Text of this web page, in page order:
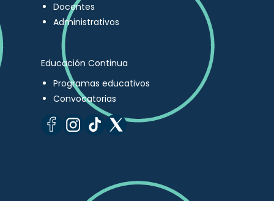
Docentes
Administrativos
Educación Continua
Programas educativos
Convocatorias